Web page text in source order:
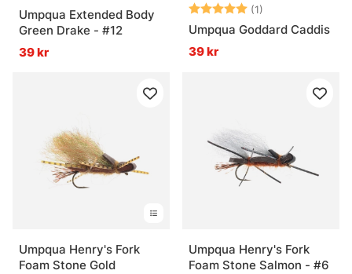
Umpqua Extended Body
Green Drake - #12
39 kr
Betyg: (1)
Umpqua Goddard Caddis
39 kr
Umpqua Henry's Fork
Foam Stone Gold
Umpqua Henry's Fork
Foam Stone Salmon - #6